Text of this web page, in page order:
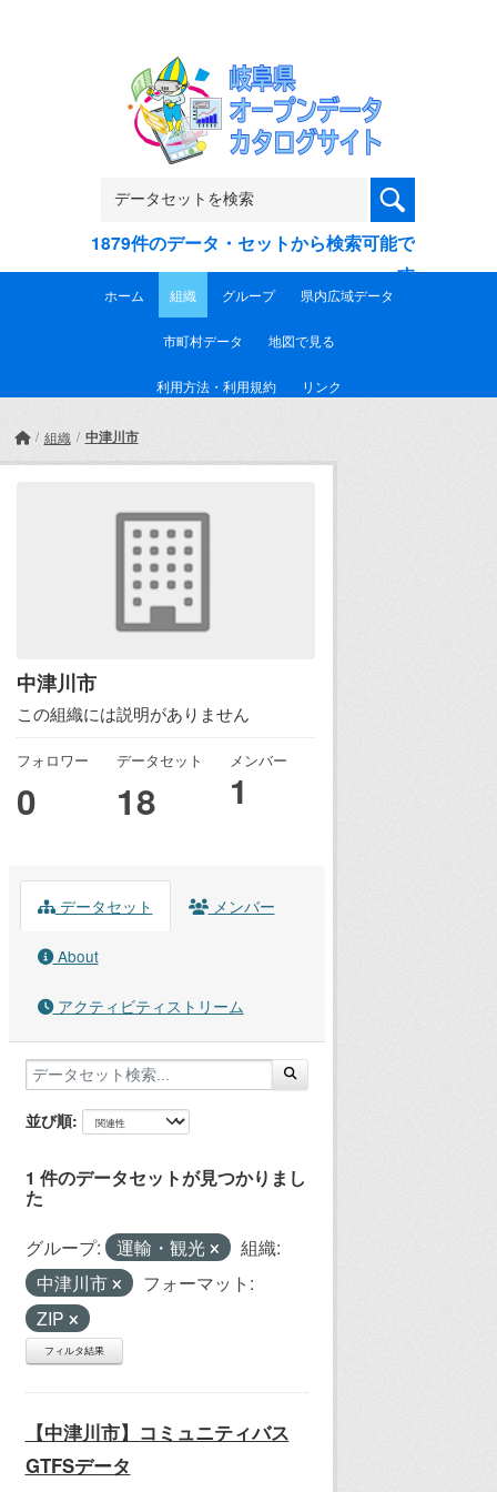
1879件のデータ・セットから検索可能で
す
ホーム 組織 グループ 県内広域データ
市町村データ 地図で見る
利用方法・利用規約 リンク
組織 中津川市
中津川市
この組織には説明がありません
フォロワー
0
データセット
18
メンバー
1
データセット メンバー
About
アクティビティストリーム
並び順
1 件のデータセットが見つかりまし
た
グループ: 運輸・観光
組織:
中津川市
フォーマット:
ZIP
フィルタ結果
【中津川市】コミュニティバス
GTFSデータ